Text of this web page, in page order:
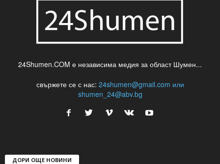
24Shumen.COM е независима медия за област Шумен...
свържете се с нас: 24shumen@gmail.com или
shumen_24@abv.bg
ДОРИ ОЩЕ НОВИНИ